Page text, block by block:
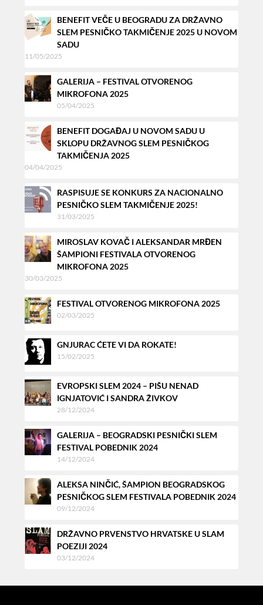
BENEFIT VEČE U BEOGRADU ZA DRŽAVNO
SLEM PESNIČKO TAKMIČENJE 2025 U NOVOM
SADU
11/05/2025
GALERIJA – FESTIVAL OTVORENOG
MIKROFONA 2025
05/04/2025
BENEFIT DOGAĐAJ U NOVOM SADU U
SKLOPU DRŽAVNOG SLEM PESNIČKOG
TAKMIČENJA 2025
04/04/2025
RASPISUJE SE KONKURS ZA NACIONALNO
PESNIČKO SLEM TAKMIČENJE 2025!
31/03/2025
MIROSLAV KOVAČ I ALEKSANDAR MRĐEN
ŠAMPIONI FESTIVALA OTVORENOG
MIKROFONA 2025
30/03/2025
FESTIVAL OTVORENOG MIKROFONA 2025
02/03/2025
GNJURAC ĆETE VI DA ROKATE!
15/02/2025
EVROPSKI SLEM 2024 – PIŠU NENAD
IGNJATOVIĆ I SANDRA ŽIVKOV
28/12/2024
GALERIJA – BEOGRADSKI PESNIČKI SLEM
FESTIVAL POBEDNIK 2024
14/12/2024
ALEKSA NINČIĆ, ŠAMPION BEOGRADSKOG
PESNIČKOG SLEM FESTIVALA POBEDNIK 2024
09/12/2024
DRŽAVNO PRVENSTVO HRVATSKE U SLAM
POEZIJI 2024
03/12/2024